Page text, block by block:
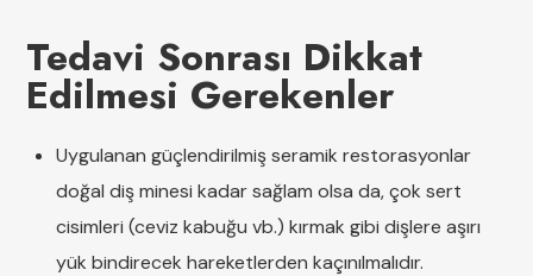
Tedavi Sonrası Dikkat
Edilmesi Gerekenler
Uygulanan güçlendirilmiş seramik restorasyonlar
doğal diş minesi kadar sağlam olsa da, çok sert
cisimleri (ceviz kabuğu vb.) kırmak gibi dişlere aşırı
yük bindirecek hareketlerden kaçınılmalıdır.